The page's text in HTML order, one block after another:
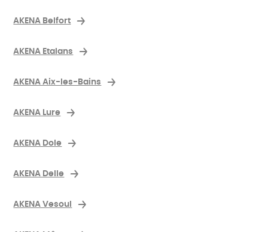
AKENA Belfort
AKENA Etalans
AKENA Aix-les-Bains
AKENA Lure
AKENA Dole
AKENA Delle
AKENA Vesoul